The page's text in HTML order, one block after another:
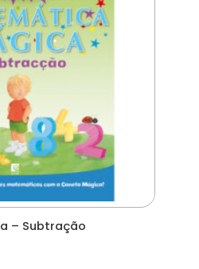
– Subtração